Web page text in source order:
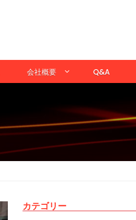
会社概要 Q&A
カテゴリー